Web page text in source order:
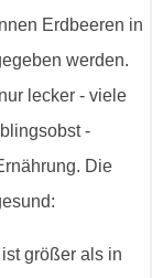
Erdbeeren in
werden.
lecker - viele
-
Die
größer als in